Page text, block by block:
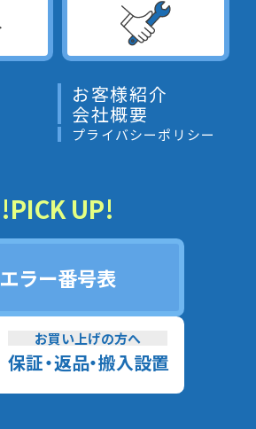
お客様紹介
会社概要
プライバシーポリシー
!PICK UP!
エラー番号表
お買い上げの方へ
保証・返品・搬入設置